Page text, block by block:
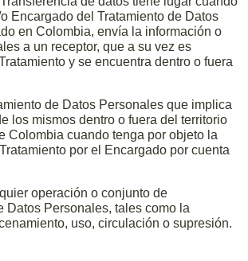
Encargado del Tratamiento de Datos
en Colombia, envía la información o
a un receptor, que a su vez es
y se encuentra dentro o fuera
de Datos Personales que implica
los mismos dentro o fuera del territorio
Colombia cuando tenga por objeto la
por el Encargado por cuenta
operación o conjunto de
Datos Personales, tales como la
uso, circulación o supresión.